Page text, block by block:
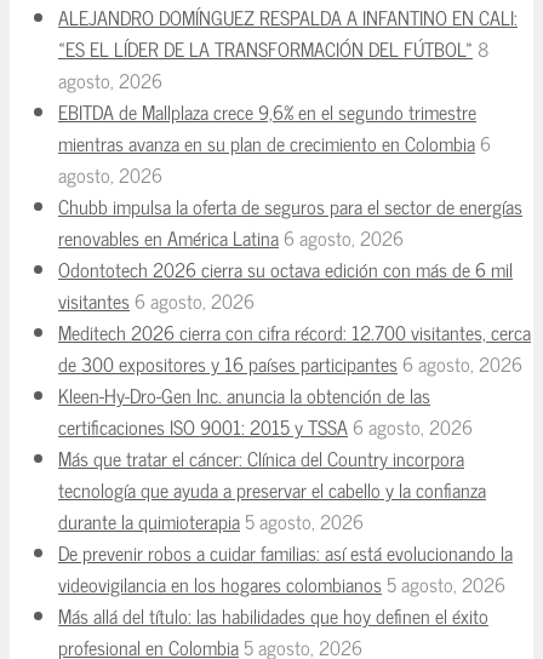
ALEJANDRO DOMÍNGUEZ RESPALDA A INFANTINO EN CALI:
«ES EL LÍDER DE LA TRANSFORMACIÓN DEL FÚTBOL» 8
agosto, 2026
EBITDA de Mallplaza crece 9,6% en el segundo trimestre
mientras avanza en su plan de crecimiento en Colombia6
agosto, 2026
Chubb impulsa la oferta de seguros para el sector de energías
renovables en América Latina6 agosto, 2026
Odontotech 2026 cierra su octava edición con más de 6 mil
visitantes6 agosto, 2026
Meditech 2026 cierra con cifra récord: 12.700 visitantes, cerca
de 300 expositores y 16 países participantes6 agosto, 2026
Kleen-Hy-Dro-Gen Inc. anuncia la obtención de las
certificaciones ISO 9001: 2015 y TSSA6 agosto, 2026
Más que tratar el cáncer: Clínica del Country incorpora
tecnología que ayuda a preservar el cabello y la confianza
durante la quimioterapia5 agosto, 2026
De prevenir robos a cuidar familias: así está evolucionando la
videovigilancia en los hogares colombianos5 agosto, 2026
Más allá del título: las habilidades que hoy definen el éxito
profesional en Colombia5 agosto, 2026